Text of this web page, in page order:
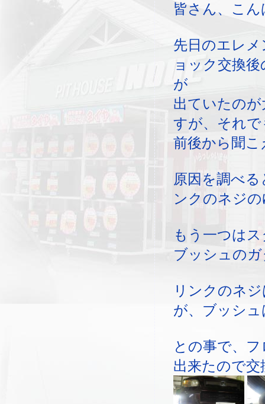
皆さん、こ
先日のエレ
ョック交換
が
出ていたの
すが、それ
前後から聞
原因を調べ
ンクのネジ
もう一つは
ブッシュの
リンクのネ
が、ブッシ
との事で、
出来たので交